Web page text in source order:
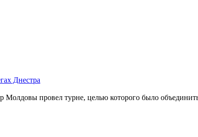
Днестра
провел турне, целью которого было